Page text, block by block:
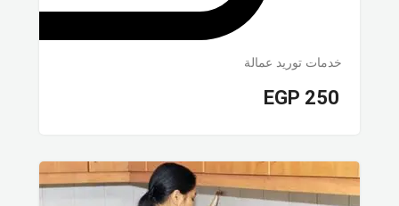
خدمات توريد عمالة
EGP 250